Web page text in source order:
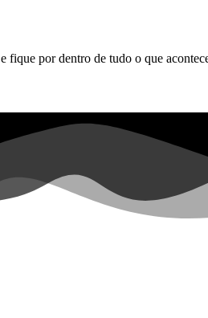
fique por dentro de tudo o que